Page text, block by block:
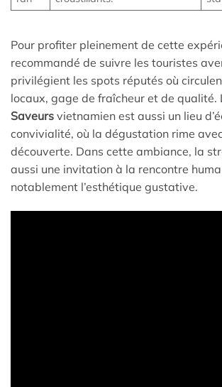
Pour profiter pleinement de cette
recommandé de suivre les touristes
privilégient les spots réputés où
locaux, gage de fraîcheur et de qualité.
Saveurs vietnamien est aussi un lieu
convivialité, où la dégustation rime
découverte. Dans cette ambiance, la
aussi une invitation à la rencontre
notablement l’esthétique gustative.